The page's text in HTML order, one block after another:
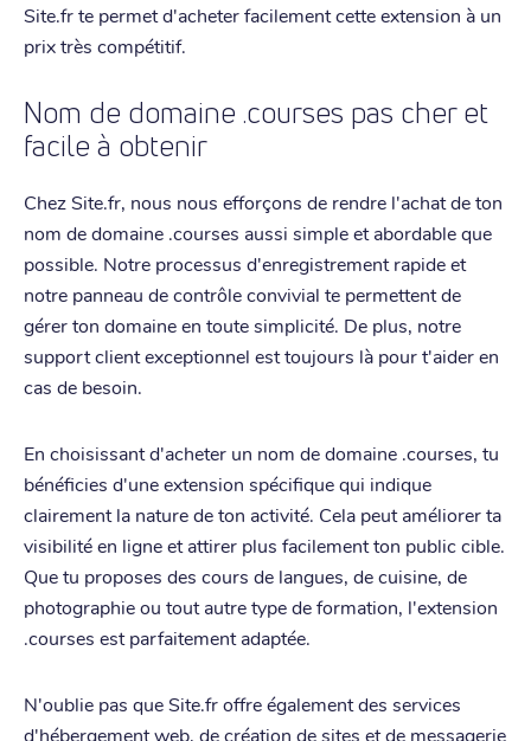
Site.fr te permet d'acheter facilement cette extension à un
prix très compétitif.
Nom de domaine .courses pas cher et
facile à obtenir
Chez Site.fr, nous nous efforçons de rendre l'achat de ton
nom de domaine .courses aussi simple et abordable que
possible. Notre processus d'enregistrement rapide et
notre panneau de contrôle convivial te permettent de
gérer ton domaine en toute simplicité. De plus, notre
support client exceptionnel est toujours là pour t'aider en
cas de besoin.
En choisissant d'acheter un nom de domaine .courses, tu
bénéficies d'une extension spécifique qui indique
clairement la nature de ton activité. Cela peut améliorer ta
visibilité en ligne et attirer plus facilement ton public cible.
Que tu proposes des cours de langues, de cuisine, de
photographie ou tout autre type de formation, l'extension
.courses est parfaitement adaptée.
N'oublie pas que Site.fr offre également des services
d'hébergement web, de création de sites et de messagerie